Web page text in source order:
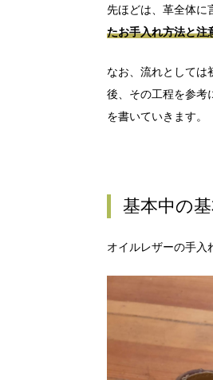
先ほどは、革全体に
たお手入れ方法と注
なお、流れとしては
後、その工程を参考
を書いていきます。
基本中の
オイルレザーの手入